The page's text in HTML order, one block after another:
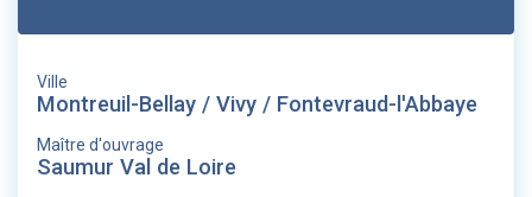
Ville
Montreuil-Bellay / Vivy / Fontevraud-l'Abbaye
Maître d'ouvrage
Saumur Val de Loire